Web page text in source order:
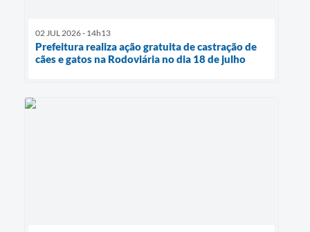
02 JUL 2026 - 14h13
Prefeitura realiza ação gratuita de castração de
cães e gatos na Rodoviária no dia 18 de julho